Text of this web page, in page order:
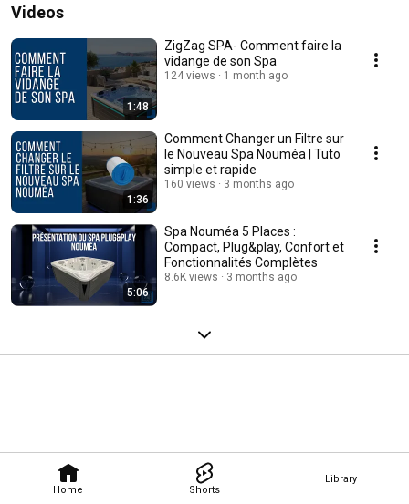
Home Shorts
Library
Videos
1:48
ZigZag SPA- Comment faire la
vidange de son Spa
124 views 1 month ago
1:36
Comment Changer un Filtre sur
le Nouveau Spa Nouméa | Tuto
simple et rapide
160 views 3 months ago
5:06
Spa Nouméa 5 Places :
Compact, Plug&play, Confort et
Fonctionnalités Complètes
8.6K views 3 months ago